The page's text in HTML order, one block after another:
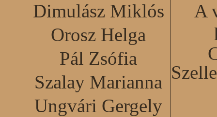
Dimulász Miklós
Orosz Helga
Pál Zsófia
Szalay Marianna
Ungvári Gergely
A